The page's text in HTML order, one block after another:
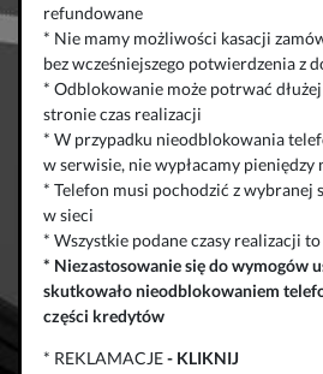
refundowane
* Nie mamy możliwości kasacji
bez wcześniejszego potwierdzenia z
* Odblokowanie może potrwać
stronie czas realizacji
* W przypadku nieodblokowania
w serwisie, nie wypłacamy pieniędzy
* Telefon musi pochodzić z wybranej
w sieci
* Wszystkie podane czasy realizacji
* Niezastosowanie się do wymogów
skutkowało nieodblokowaniem
części kredytów
* REKLAMACJE- KLIKNIJ